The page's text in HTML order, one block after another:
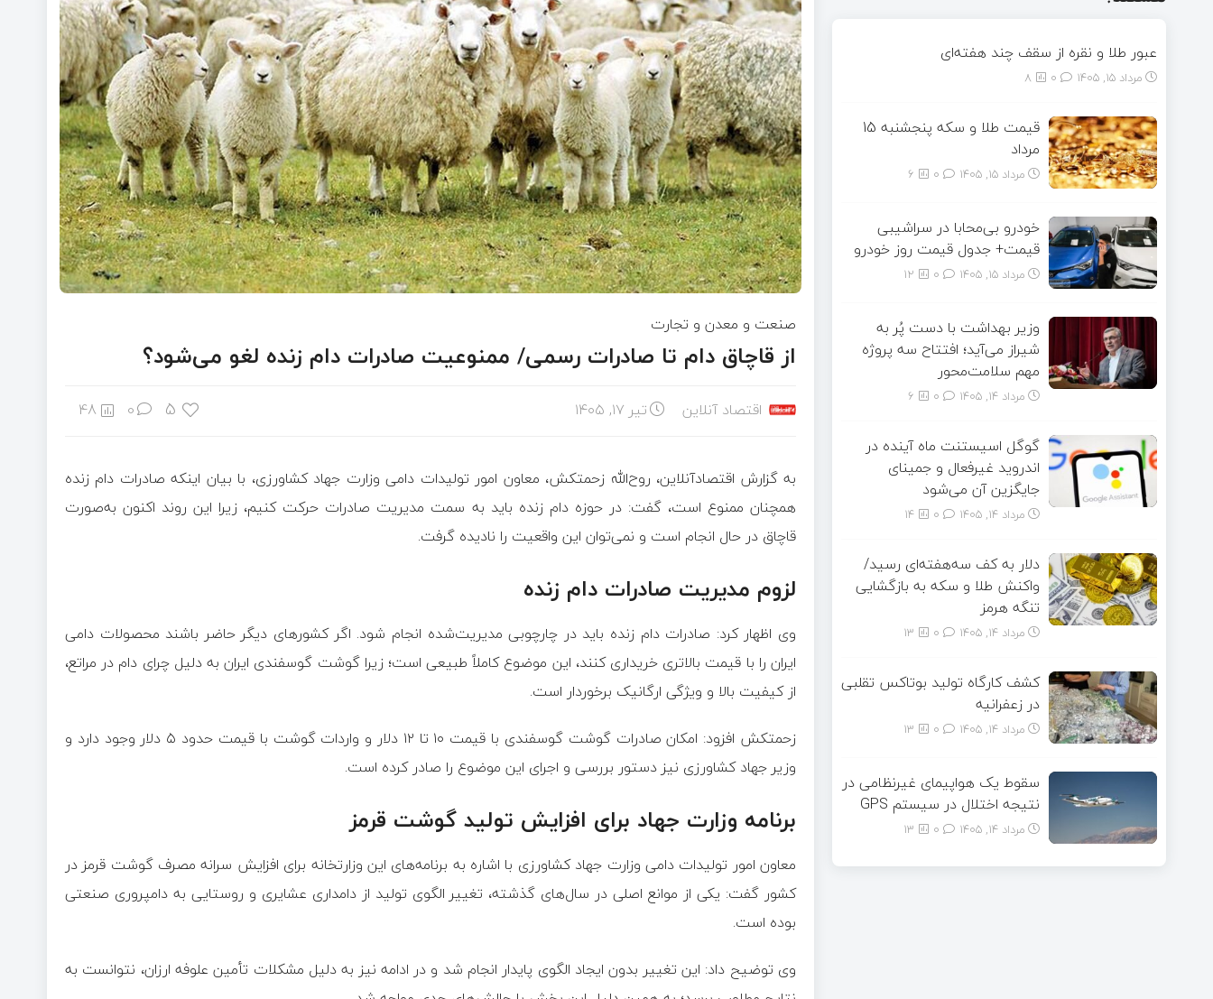
صنعت و معدن و تجارت
از قاچاق دام تا صادرات رسمی/ ممنوعیت صادرات دام زنده لغو می‌شود؟
اقتصاد آنلاین تیر ۱۷, ۱۴۰۵ 5
0
48
به گزارش اقتصادآنلاین، روح‌الله زحمتکش، معاون امور تولیدات دامی وزارت جهاد کشاورزی، با بیان اینکه صادرات دام زنده
همچنان ممنوع است، گفت: در حوزه دام زنده باید به سمت مدیریت صادرات حرکت کنیم، زیرا این روند اکنون به‌صورت
قاچاق در حال انجام است و نمی‌توان این واقعیت را نادیده گرفت.
لزوم مدیریت صادرات دام زنده
وی اظهار کرد: صادرات دام زنده باید در چارچوبی مدیریت‌شده انجام شود. اگر کشورهای دیگر حاضر باشند محصولات دامی
ایران را با قیمت بالاتری خریداری کنند، این موضوع کاملاً طبیعی است؛ زیرا گوشت گوسفندی ایران به دلیل چرای دام در مراتع،
از کیفیت بالا و ویژگی ارگانیک برخوردار است.
زحمتکش افزود: امکان صادرات گوشت گوسفندی با قیمت ۱۰ تا ۱۲ دلار و واردات گوشت با قیمت حدود ۵ دلار وجود دارد و
وزیر جهاد کشاورزی نیز دستور بررسی و اجرای این موضوع را صادر کرده است.
برنامه وزارت جهاد برای افزایش تولید گوشت قرمز
معاون امور تولیدات دامی وزارت جهاد کشاورزی با اشاره به برنامه‌های این وزارتخانه برای افزایش سرانه مصرف گوشت قرمز در
کشور گفت: یکی از موانع اصلی در سال‌های گذشته، تغییر الگوی تولید از دامداری عشایری و روستایی به دامپروری صنعتی
بوده است.
وی توضیح داد: این تغییر بدون ایجاد الگوی پایدار انجام شد و در ادامه نیز به دلیل مشکلات تأمین علوفه ارزان، نتوانست به
عبور طلا و نقره از سقف چند هفته‌ای
مرداد ۱۵, ۱۴۰۵ 8
قیمت طلا و سکه پنجشنبه 15
مرداد
مرداد ۱۵, ۱۴۰۵ 6
خودرو بی‌محابا در سراشیبی
قیمت+ جدول قیمت روز خودرو
مرداد ۱۵, ۱۴۰۵ 12
وزیر بهداشت با دست پُر به
شیراز می‌آید؛ افتتاح سه پروژه
مهم سلامت‌محور
مرداد ۱۴, ۱۴۰۵ 6
گوگل اسیستنت ماه آینده در
اندروید غیرفعال و جمینای
جایگزین آن می‌شود
مرداد ۱۴, ۱۴۰۵ 14
دلار به کف سه‌هفته‌ای رسید/
واکنش طلا و سکه به بازگشایی
تنگه هرمز
مرداد ۱۴, ۱۴۰۵ 13
کشف کارگاه تولید بوتاکس تقلبی
در زعفرانیه
مرداد ۱۴, ۱۴۰۵ 13
سقوط یک هواپیمای غیرنظامی در
نتیجه اختلال در سیستم‌ GPS
مرداد ۱۴, ۱۴۰۵ 13